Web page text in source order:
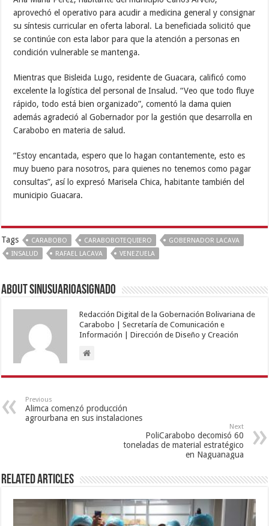
aprovechó el operativo para acudir a medicina general y consignar
su síntesis curricular en oferta laboral. La beneficiada solicitó que
se continúe con esta labor para que la atención a personas en
condición vulnerable se mantenga.
Mientras que Bisleida Lugo, residente de Guacara, calificó como
excelente la logística del personal de Insalud. “Veo que todo fluye
rápido, todo está bien organizado”, comentó la dama quien
además agradeció al Gobernador por la gestión que desarrolla en
Carabobo en materia de salud.
“Estoy encantada, espero que lo hagan contantemente, esto es
muy bueno para nosotros, para quienes no tenemos como pagar
consultas”, así lo expresó Marisela Chica, habitante también del
municipio Guacara.
Tags CARABOBO CARABOBOTEQUIERO
GOBERNADOR LACAVA
INSALUD
RAFAEL LACAVA VENEZUELA
About sinusuarioasignado
Redacción Digital de la Gobernación Bolivariana de
Carabobo | Secretaría de Comunicación e
Información | Dirección de Diseño y Creación
Previous
Alimca comenzó producción
agrourbana en sus instalaciones
Next
PoliCarabobo decomisó 60
toneladas de material estratégico
en Naguanagua
Related Articles